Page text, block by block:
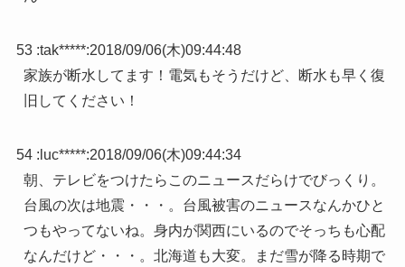
53 :tak*****:2018/09/06(木)09:44:48
家族が断水してます！電気もそうだけど、断水も早く復
旧してください！
54 : luc*****:2018/09/06(木)09:44:34
朝、テレビをつけたらこのニュースだらけでびっくり。
台風の次は地震・・・。台風被害のニュースなんかひと
つもやってないね。身内が関西にいるのでそっちも心配
なんだけど・・・。北海道も大変。まだ雪が降る時期で